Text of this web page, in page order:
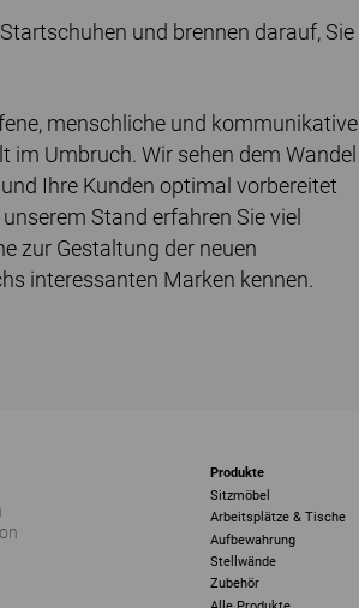
und brennen darauf, Sie
menschliche und kommunikative
im Umbruch. Wir sehen dem Wandel
Ihre Kunden optimal vorbereitet
Stand erfahren Sie viel
zur Gestaltung der neuen
interessanten Marken kennen.
Produkte
Sitzmöbel
Arbeitsplätze & Tische
Aufbewahrung
Stellwände
Zubehör